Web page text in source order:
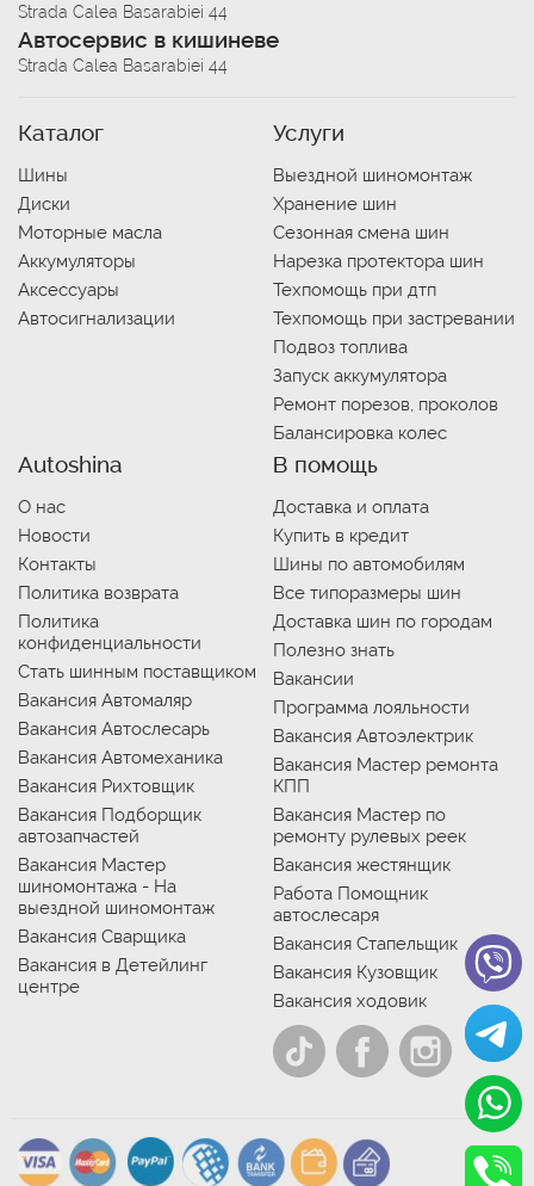
Strada Calea Basarabiei 44
Автосервис в кишиневе
Strada Calea Basarabiei 44
Каталог
Шины
Диски
Моторные масла
Аккумуляторы
Аксессуары
Автосигнализации
Услуги
Выездной шиномонтаж
Хранение шин
Сезонная смена шин
Нарезка протектора шин
Техпомощь при дтп
Техпомощь при застревании
Подвоз топлива
Запуск аккумулятора
Ремонт порезов, проколов
Балансировка колес
Autoshina
О нас
Новости
Контакты
Политика возврата
Политика
конфиденциальности
Стать шинным поставщиком
Вакансия Автомаляр
Вакансия Автослесарь
Вакансия Автомеханика
Вакансия Рихтовщик
Вакансия Подборщик
автозапчастей
Вакансия Мастер
шиномонтажа - На
выездной шиномонтаж
Вакансия Сварщика
Вакансия в Детейлинг
центре
В помощь
Доставка и оплата
Купить в кредит
Шины по автомобилям
Все типоразмеры шин
Доставка шин по городам
Полезно знать
Вакансии
Программа лояльности
Вакансия Автоэлектрик
Вакансия Мастер ремонта
КПП
Вакансия Мастер по
ремонту рулевых реек
Вакансия жестянщик
Работа Помощник
автослесаря
Вакансия Стапельщик
Вакансия Кузовщик
Вакансия ходовик